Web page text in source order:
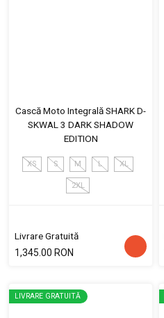
Cască Moto Integrală SHARK D-
SKWAL 3 DARK SHADOW
EDITION
XS S M L XL
2XL
Livrare Gratuită
1,345.00 RON
LIVRARE GRATUITĂ